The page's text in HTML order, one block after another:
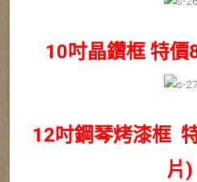
10吋晶鑽框 特
12吋鋼琴烤漆框
片)